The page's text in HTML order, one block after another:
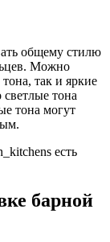
общему стилю
Можно
так и яркие
тона
тона могут
есть
барной